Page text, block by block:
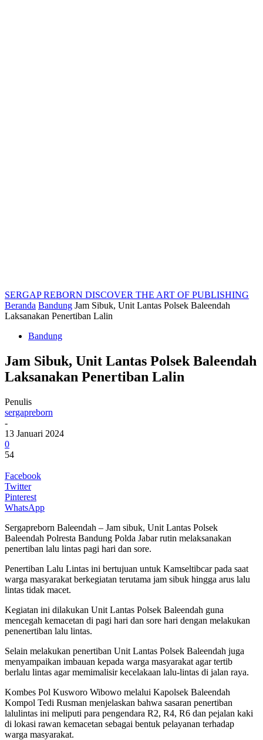
SERGAP REBORN DISCOVER THE ART OF PUBLISHING
Beranda Bandung Jam Sibuk, Unit Lantas Polsek Baleendah
Laksanakan Penertiban Lalin
Bandung
Jam Sibuk, Unit Lantas Polsek Baleendah
Laksanakan Penertiban Lalin
Penulis
sergapreborn
-
13 Januari 2024
0
54
Facebook
Twitter
Pinterest
WhatsApp
Sergapreborn Baleendah – Jam sibuk, Unit Lantas Polsek
Baleendah Polresta Bandung Polda Jabar rutin melaksanakan
penertiban lalu lintas pagi hari dan sore.
Penertiban Lalu Lintas ini bertujuan untuk Kamseltibcar pada saat
warga masyarakat berkegiatan terutama jam sibuk hingga arus lalu
lintas tidak macet.
Kegiatan ini dilakukan Unit Lantas Polsek Baleendah guna
mencegah kemacetan di pagi hari dan sore hari dengan melakukan
penenertiban lalu lintas.
Selain melakukan penertiban Unit Lantas Polsek Baleendah juga
menyampaikan imbauan kepada warga masyarakat agar tertib
berlalu lintas agar memimalisir kecelakaan lalu-lintas di jalan raya.
Kombes Pol Kusworo Wibowo melalui Kapolsek Baleendah
Kompol Tedi Rusman menjelaskan bahwa sasaran penertiban
lalulintas ini meliputi para pengendara R2, R4, R6 dan pejalan kaki
di lokasi rawan kemacetan sebagai bentuk pelayanan terhadap
warga masyarakat.